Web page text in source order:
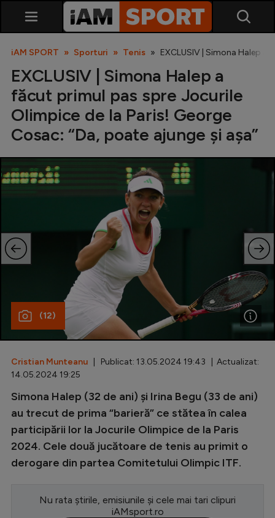
SuperLiga
Cupa României
Echipa Națională
U21
Fotbal feminin
Special
Diverse
Inedit
Clasamente
Champions League
Europa League
CM 2026
iAM SPORT Sporturi Tenis EXCLUSIV | Simona Halep a
EXCLUSIV | Simona Halep a
făcut primul pas spre Jocurile
Olimpice de la Paris! George
Cosac: “Da, poate ajunge și așa”
(12)
Cristian Munteanu | Publicat: 13.05.2024 19:43 | Actualizat:
14.05.2024 19:25
Simona Halep (32 de ani) și Irina Begu (33 de ani)
au trecut de prima “barieră” ce stătea în calea
participării lor la Jocurile Olimpice de la Paris
2024. Cele două jucătoare de tenis au primit o
derogare din partea Comitetului Olimpic ITF.
Nu rata știrile, emisiunile și cele mai tari clipuri
iAMsport.ro